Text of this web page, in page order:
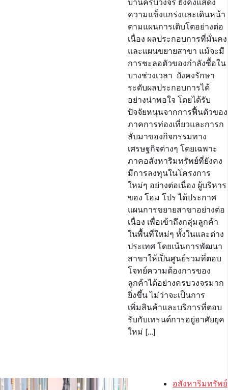
บ้านครบวงจร ยังคงแสดง
ความแข็งแกร่งและเดินหน้า
ตามแผนการเติบโตอย่างต่อ
เนื่อง ผลประกอบการที่มั่นคง
และแผนขยายสาขา แม้จะมี
การชะลอตัวของกำลังซื้อใน
บางช่วงเวลา ยังคงรักษา
ระดับผลประกอบการได้
อย่างน่าพอใจ โดยได้รับ
ปัจจัยหนุนจากการฟื้นตัวของ
ภาคการท่องเที่ยวและการก
ลับมาของกิจกรรมทาง
เศรษฐกิจต่างๆ โดยเฉพาะ
ภาคอสังหาริมทรัพย์ที่ยังคง
มีการลงทุนในโครงการ
ใหม่ๆ อย่างต่อเนื่อง ผู้บริหาร
ของ โฮม โปร ได้ประกาศ
แผนการขยายสาขาอย่างต่อ
เนื่อง เพื่อเข้าถึงกลุ่มลูกค้า
ในพื้นที่ใหม่ๆ ทั้งในและต่าง
ประเทศ โดยเน้นการพัฒนา
สาขาให้เป็นศูนย์รวมที่ตอบ
โจทย์ความต้องการของ
ลูกค้าได้อย่างครบวงจรมาก
ยิ่งขึ้น ไม่ว่าจะเป็นการ
เพิ่มสินค้าและบริการที่ตอบ
รับกับเทรนด์การอยู่อาศัยยุค
ใหม่ […]
อสังหาริมทรัพย์